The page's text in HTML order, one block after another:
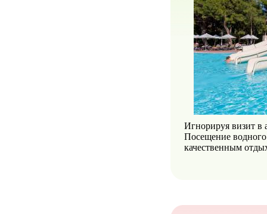
Игнорируя визит в
Посещение водного
качественным